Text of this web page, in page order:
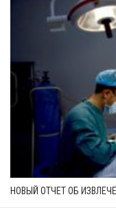
НОВЫЙ ОТЧЕТ ОБ